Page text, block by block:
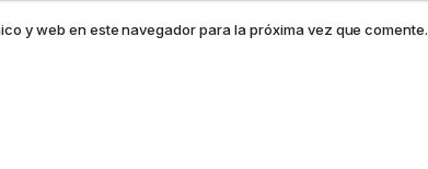
y web en este navegador para la próxima vez que comente.